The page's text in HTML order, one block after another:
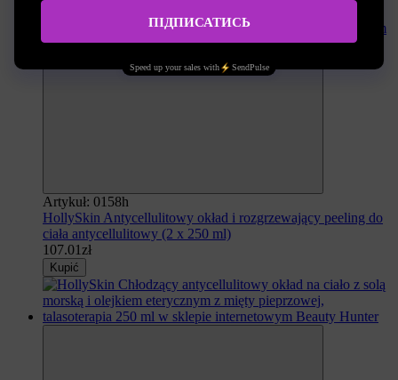
Artykuł: 0158h
HollySkin Antycellulitowy okład i rozgrzewający peeling do
ciała antycellulitowy (2 x 250 ml)
107.01zł
Kupić